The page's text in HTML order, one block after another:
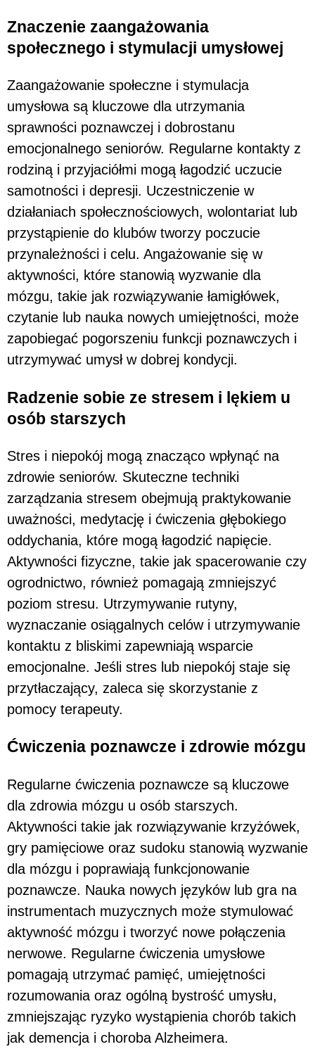
Znaczenie zaangażowania
społecznego i stymulacji umysłowej
Zaangażowanie społeczne i stymulacja
umysłowa są kluczowe dla utrzymania
sprawności poznawczej i dobrostanu
emocjonalnego seniorów. Regularne kontakty z
rodziną i przyjaciółmi mogą łagodzić uczucie
samotności i depresji. Uczestniczenie w
działaniach społecznościowych, wolontariat lub
przystąpienie do klubów tworzy poczucie
przynależności i celu. Angażowanie się w
aktywności, które stanowią wyzwanie dla
mózgu, takie jak rozwiązywanie łamigłówek,
czytanie lub nauka nowych umiejętności, może
zapobiegać pogorszeniu funkcji poznawczych i
utrzymywać umysł w dobrej kondycji.
Radzenie sobie ze stresem i lękiem u
osób starszych
Stres i niepokój mogą znacząco wpłynąć na
zdrowie seniorów. Skuteczne techniki
zarządzania stresem obejmują praktykowanie
uważności, medytację i ćwiczenia głębokiego
oddychania, które mogą łagodzić napięcie.
Aktywności fizyczne, takie jak spacerowanie czy
ogrodnictwo, również pomagają zmniejszyć
poziom stresu. Utrzymywanie rutyny,
wyznaczanie osiągalnych celów i utrzymywanie
kontaktu z bliskimi zapewniają wsparcie
emocjonalne. Jeśli stres lub niepokój staje się
przytłaczający, zaleca się skorzystanie z
pomocy terapeuty.
Ćwiczenia poznawcze i zdrowie mózgu
Regularne ćwiczenia poznawcze są kluczowe
dla zdrowia mózgu u osób starszych.
Aktywności takie jak rozwiązywanie krzyżówek,
gry pamięciowe oraz sudoku stanowią wyzwanie
dla mózgu i poprawiają funkcjonowanie
poznawcze. Nauka nowych języków lub gra na
instrumentach muzycznych może stymulować
aktywność mózgu i tworzyć nowe połączenia
nerwowe. Regularne ćwiczenia umysłowe
pomagają utrzymać pamięć, umiejętności
rozumowania oraz ogólną bystrość umysłu,
zmniejszając ryzyko wystąpienia chorób takich
jak demencja i choroba Alzheimera.